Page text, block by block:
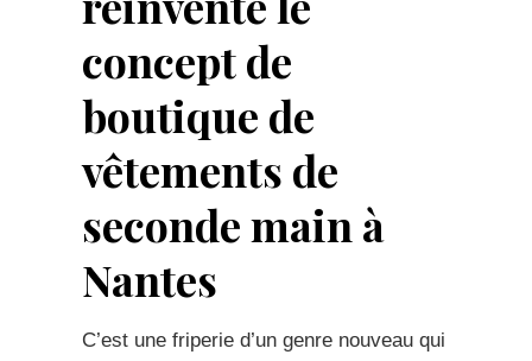
concept de
boutique de
vêtements de
seconde main à
Nantes
C’est une friperie d’un genre nouveau qui